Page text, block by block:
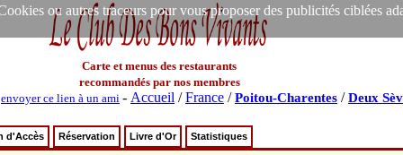
ou autres traceurs pour vous proposer des publicités ciblées
Carte et menus des restaurants
recommandés par nos membres
envoyer ce lien à un ami - Accueil /France /Poitou-Charentes /Deux
d'Accès Réservation Livre d'Or Statistiques